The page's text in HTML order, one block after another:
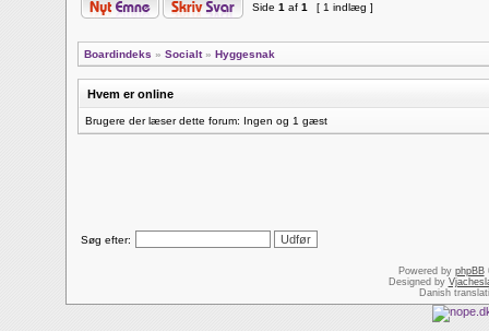
Side 1 af 1 [ 1 indlæg ]
Boardindeks » Socialt» Hyggesnak
Hvem er online
Brugere der læser dette forum: Ingen og 1 gæst
Søg efter:
Powered by phpBB
Designed by
Danish